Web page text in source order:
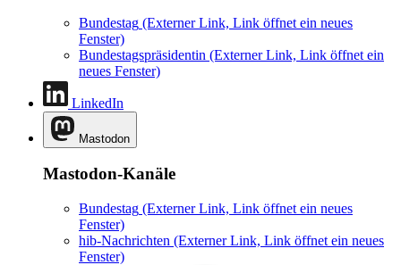
Bundestag (Externer Link, Link öffnet ein neues
Fenster)
Bundestagspräsidentin (Externer Link, Link öffnet ein
neues Fenster)
LinkedIn
Mastodon
Mastodon-Kanäle
Bundestag (Externer Link, Link öffnet ein neues
Fenster)
hib-Nachrichten (Externer Link, Link öffnet ein neues
Fenster)